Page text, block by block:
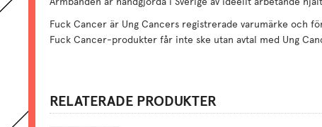
Fuck Cancer är Ung Cancers registrerade varumärke och
Fuck Cancer-produkter får inte ske utan avtal med Ung
RELATERADE PRODUKTER